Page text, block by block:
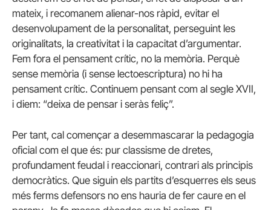
mateix, i recomanem alienar-nos ràpid, evitar el
desenvolupament de la personalitat, perseguint les
originalitats, la creativitat i la capacitat d’argumentar.
Fem fora el pensament crític, no la memòria. Perquè
sense memòria (i sense lectoescriptura) no hi ha
pensament crític. Continuem pensant com al segle XVII,
i diem: “deixa de pensar i seràs feliç”.
Per tant, cal començar a desemmascarar la pedagogia
oficial com el que és: pur classisme de dretes,
profundament feudal i reaccionari, contrari als principis
democràtics. Que siguin els partits d’esquerres els seus
més ferms defensors no ens hauria de fer caure en el